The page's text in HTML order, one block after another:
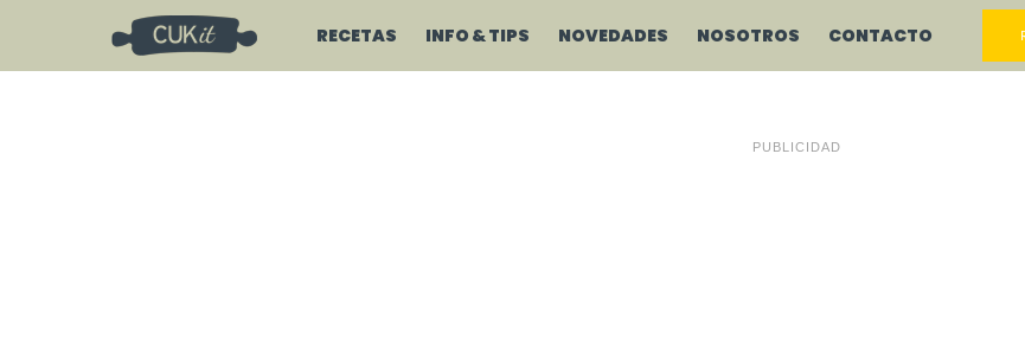
RECETAS INFO & TIPS NOVEDADES NOSOTROS CONTACTO
PUBLICIDAD